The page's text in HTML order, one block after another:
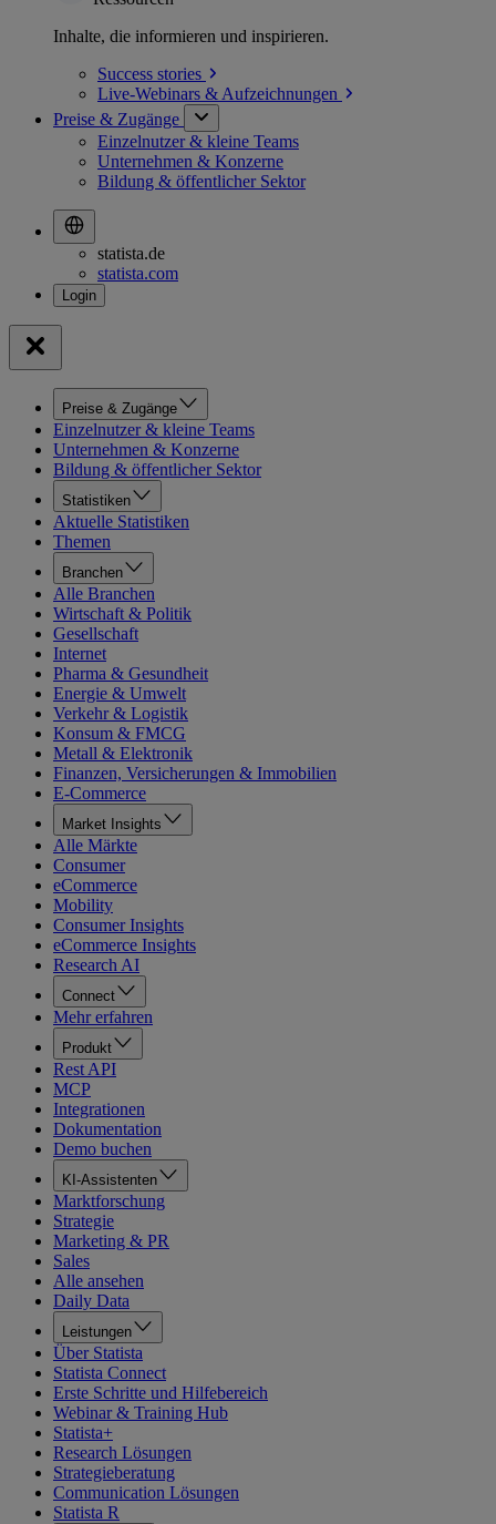
Inhalte, die informieren und inspirieren.
Success stories
Live-Webinars & Aufzeichnungen
Preise & Zugänge
Einzelnutzer & kleine Teams
Unternehmen & Konzerne
Bildung & öffentlicher Sektor
statista.de
statista.com
Preise & Zugänge
Einzelnutzer & kleine Teams
Unternehmen & Konzerne
Bildung & öffentlicher Sektor
Statistiken
Aktuelle Statistiken
Themen
Branchen
Alle Branchen
Wirtschaft & Politik
Gesellschaft
Internet
Pharma & Gesundheit
Energie & Umwelt
Verkehr & Logistik
Konsum & FMCG
Metall & Elektronik
Finanzen, Versicherungen & Immobilien
E-Commerce
Market Insights
Alle Märkte
Consumer
eCommerce
Mobility
Consumer Insights
eCommerce Insights
Research AI
Connect
Mehr erfahren
Produkt
Rest API
MCP
Integrationen
Dokumentation
Demo buchen
KI-Assistenten
Marktforschung
Strategie
Marketing & PR
Sales
Alle ansehen
Daily Data
Leistungen
Über Statista
Statista Connect
Erste Schritte und Hilfebereich
Webinar & Training Hub
Statista+
Research Lösungen
Strategieberatung
Communication Lösungen
Statista R